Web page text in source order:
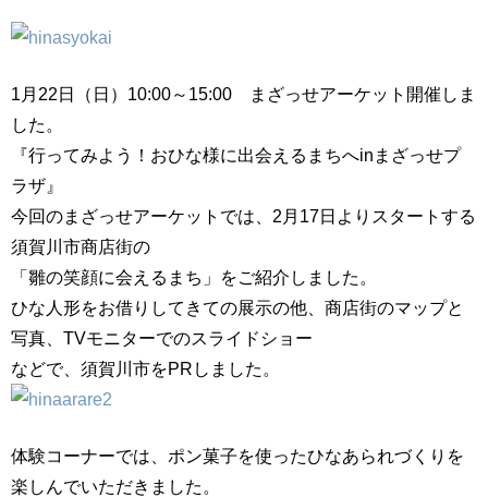
1月22日（日）10:00～15:00 まざっせアーケット開催しま
した。
『行ってみよう！おひな様に出会えるまちへinまざっせプ
ラザ』
今回のまざっせアーケットでは、2月17日よりスタートする
須賀川市商店街の
「雛の笑顔に会えるまち」をご紹介しました。
ひな人形をお借りしてきての展示の他、商店街のマップと
写真、TVモニターでのスライドショー
などで、須賀川市をPRしました。
体験コーナーでは、ポン菓子を使ったひなあられづくりを
楽しんでいただきました。